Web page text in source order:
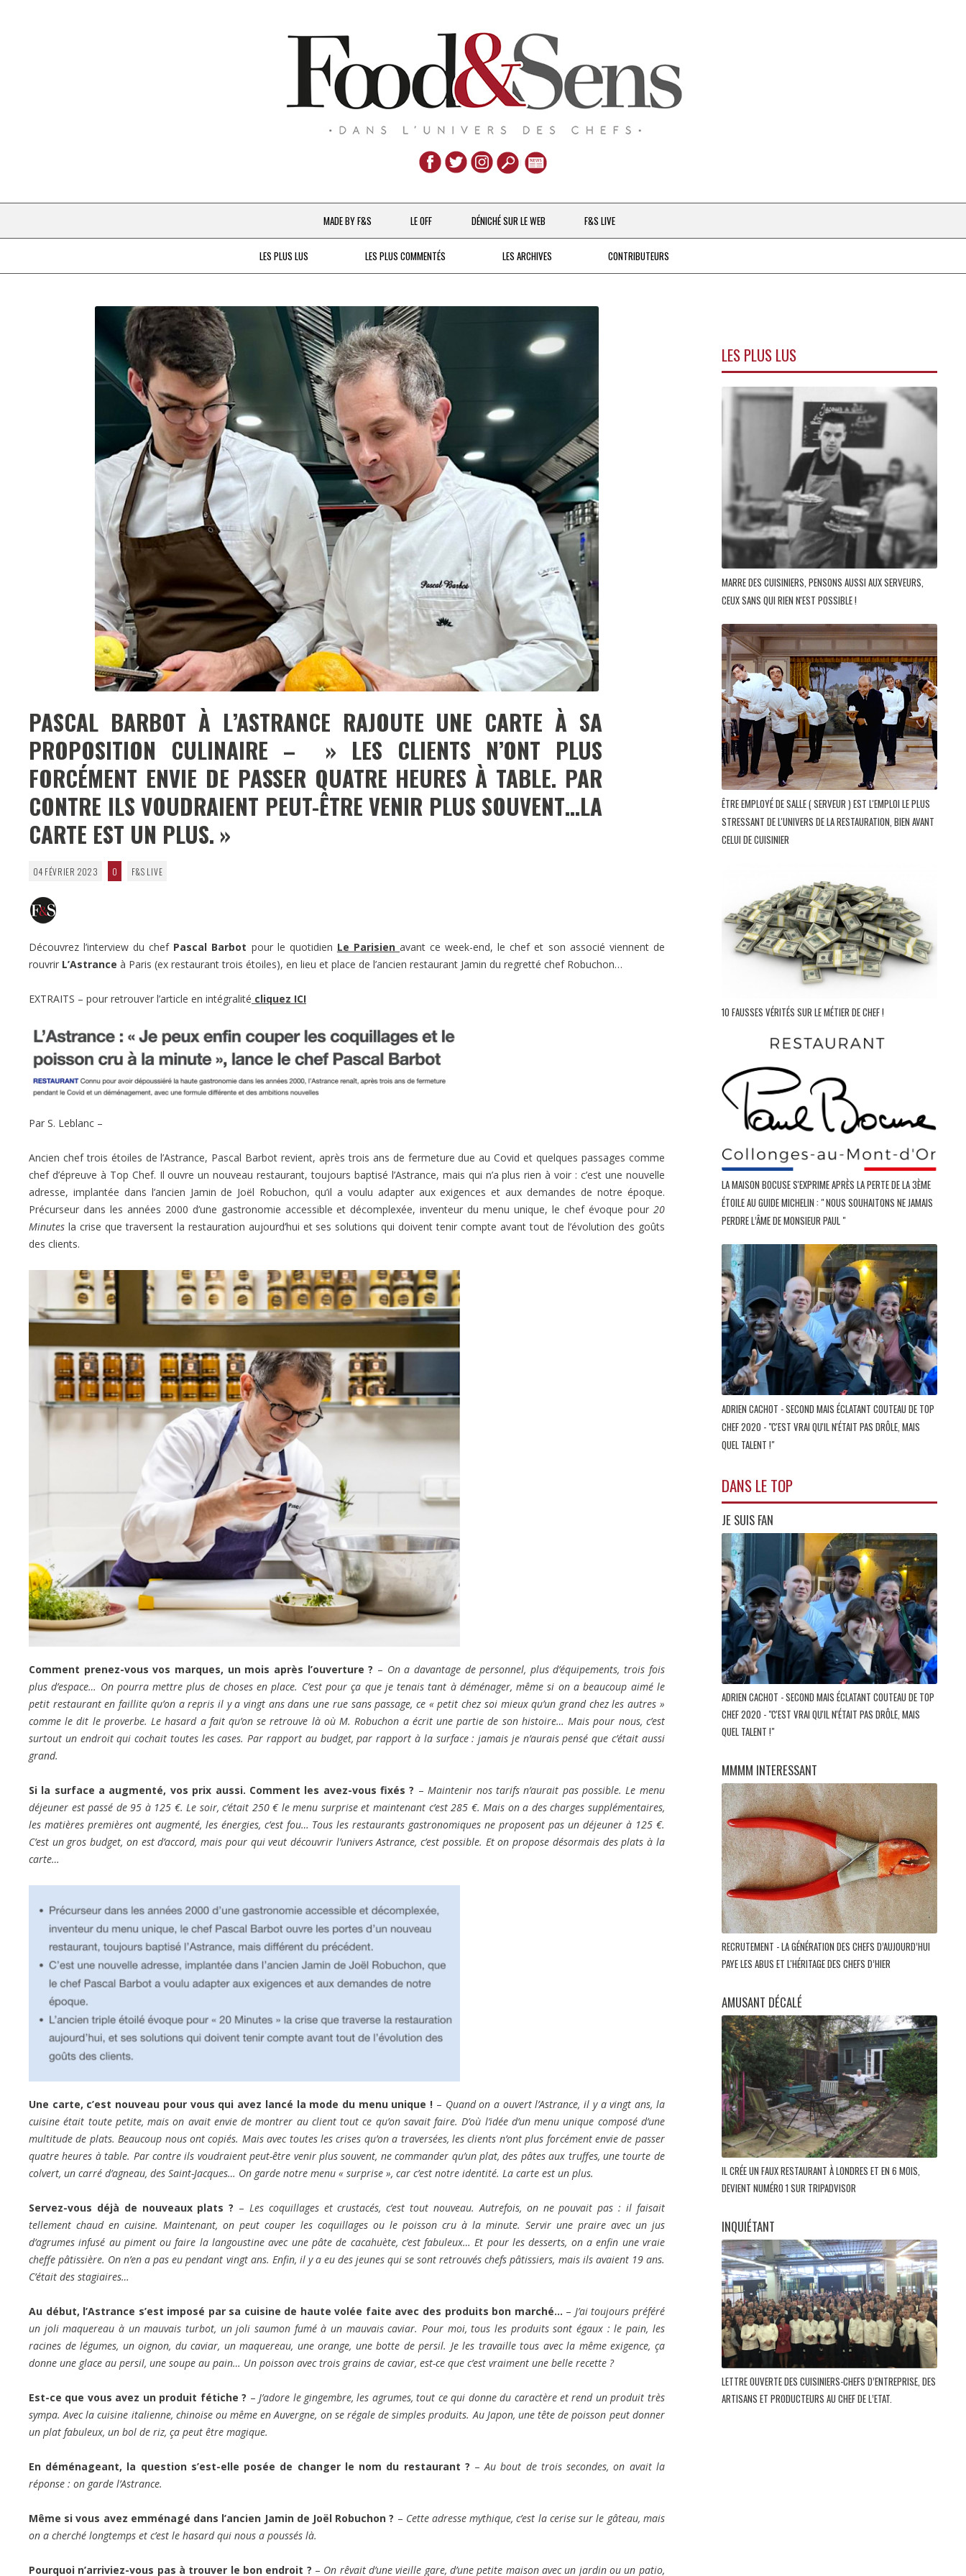
Aller
au
contenu
MADE BY F&S
CHEFS & ACTUALITÉS
À LA PETITE CUILLÈRE
DESTIN DE FEMME
V…DE VOYAGE
LE OFF DÉNICHÉ SUR LE WEB F&S LIVE
LES PLUS LUS LES PLUS COMMENTÉS LES ARCHIVES CONTRIBUTEURS
PASCAL BARBOT À L’ASTRANCE RAJOUTE UNE CARTE À SA
PROPOSITION CULINAIRE – » LES CLIENTS N’ONT PLUS
FORCÉMENT ENVIE DE PASSER QUATRE HEURES À TABLE. PAR
CONTRE ILS VOUDRAIENT PEUT-ÊTRE VENIR PLUS SOUVENT…LA
CARTE EST UN PLUS. »
04 FÉVRIER 2023 0 F&S LIVE
Découvrez l’interview du chef Pascal Barbot pour le quotidien Le Parisien avant ce week-end, le chef et son associé viennent de
rouvrir L’Astrance à Paris (ex restaurant trois étoiles), en lieu et place de l’ancien restaurant Jamin du regretté chef Robuchon…
EXTRAITS – pour retrouver l’article en intégralité cliquez ICI
Par S. Leblanc –
Ancien chef trois étoiles de l’Astrance, Pascal Barbot revient, après trois ans de fermeture due au Covid et quelques passages comme
chef d’épreuve à Top Chef. Il ouvre un nouveau restaurant, toujours baptisé l’Astrance, mais qui n’a plus rien à voir : c’est une nouvelle
adresse, implantée dans l’ancien Jamin de Joël Robuchon, qu’il a voulu adapter aux exigences et aux demandes de notre époque.
Précurseur dans les années 2000 d’une gastronomie accessible et décomplexée, inventeur du menu unique, le chef évoque pour 20
Minutes la crise que traversent la restauration aujourd’hui et ses solutions qui doivent tenir compte avant tout de l’évolution des goûts
des clients.
Comment prenez-vous vos marques, un mois après l’ouverture ? – On a davantage de personnel, plus d’équipements, trois fois
plus d’espace… On pourra mettre plus de choses en place. C’est pour ça que je tenais tant à déménager, même si on a beaucoup aimé le
petit restaurant en faillite qu’on a repris il y a vingt ans dans une rue sans passage, ce « petit chez soi mieux qu’un grand chez les autres »
comme le dit le proverbe. Le hasard a fait qu’on se retrouve là où M. Robuchon a écrit une partie de son histoire… Mais pour nous, c’est
surtout un endroit qui cochait toutes les cases. Par rapport au budget, par rapport à la surface : jamais je n’aurais pensé que c’était aussi
grand.
Si la surface a augmenté, vos prix aussi. Comment les avez-vous fixés ? –Maintenir nos tarifs n’aurait pas possible. Le menu
déjeuner est passé de 95 à 125 €. Le soir, c’était 250 € le menu surprise et maintenant c’est 285 €. Mais on a des charges supplémentaires,
les matières premières ont augmenté, les énergies, c’est fou… Tous les restaurants gastronomiques ne proposent pas un déjeuner à 125 €.
C’est un gros budget, on est d’accord, mais pour qui veut découvrir l’univers Astrance, c’est possible. Et on propose désormais des plats à la
carte…
Une carte, c’est nouveau pour vous qui avez lancé la mode du menu unique ! – Quand on a ouvert l’Astrance, il y a vingt ans, la
cuisine était toute petite, mais on avait envie de montrer au client tout ce qu’on savait faire. D’où l’idée d’un menu unique composé d’une
multitude de plats. Beaucoup nous ont copiés. Mais avec toutes les crises qu’on a traversées, les clients n’ont plus forcément envie de passer
quatre heures à table. Par contre ils voudraient peut-être venir plus souvent, ne commander qu’un plat, des pâtes aux truffes, une tourte de
colvert, un carré d’agneau, des Saint-Jacques… On garde notre menu « surprise », car c’est notre identité. La carte est un plus.
Servez-vous déjà de nouveaux plats ? – Les coquillages et crustacés, c’est tout nouveau. Autrefois, on ne pouvait pas : il faisait
tellement chaud en cuisine. Maintenant, on peut couper les coquillages ou le poisson cru à la minute. Servir une praire avec un jus
d’agrumes infusé au piment ou faire la langoustine avec une pâte de cacahuète, c’est fabuleux… Et pour les desserts, on a enfin une vraie
cheffe pâtissière. On n’en a pas eu pendant vingt ans. Enfin, il y a eu des jeunes qui se sont retrouvés chefs pâtissiers, mais ils avaient 19 ans.
C’était des stagiaires…
Au début, l’Astrance s’est imposé par sa cuisine de haute volée faite avec des produits bon marché… – J’ai toujours préféré
un joli maquereau à un mauvais turbot, un joli saumon fumé à un mauvais caviar. Pour moi, tous les produits sont égaux : le pain, les
racines de légumes, un oignon, du caviar, un maquereau, une orange, une botte de persil. Je les travaille tous avec la même exigence, ça
donne une glace au persil, une soupe au pain… Un poisson avec trois grains de caviar, est-ce que c’est vraiment une belle recette ?
Est-ce que vous avez un produit fétiche ? –J’adore le gingembre, les agrumes, tout ce qui donne du caractère et rend un produit très
sympa. Avec la cuisine italienne, chinoise ou même en Auvergne, on se régale de simples produits. Au Japon, une tête de poisson peut donner
un plat fabuleux, un bol de riz, ça peut être magique.
En déménageant, la question s’est-elle posée de changer le nom du restaurant ? –Au bout de trois secondes, on avait la
réponse : on garde l’Astrance.
Même si vous avez emménagé dans l’ancien Jamin de Joël Robuchon ? – Cette adresse mythique, c’est la cerise sur le gâteau, mais
on a cherché longtemps et c’est le hasard qui nous a poussés là.
Pourquoi n’arriviez-vous pas à trouver le bon endroit ? – On rêvait d’une vieille gare, d’une petite maison avec un jardin ou un patio,
LES PLUS LUS
MARRE DES CUISINIERS, PENSONS AUSSI AUX SERVEURS,
CEUX SANS QUI RIEN N'EST POSSIBLE !
ÊTRE EMPLOYÉ DE SALLE ( SERVEUR ) EST L'EMPLOI LE PLUS
STRESSANT DE L'UNIVERS DE LA RESTAURATION, BIEN AVANT
CELUI DE CUISINIER
10 FAUSSES VÉRITÉS SUR LE MÉTIER DE CHEF !
LA MAISON BOCUSE S'EXPRIME APRÈS LA PERTE DE LA 3ÈME
ÉTOILE AU GUIDE MICHELIN : " NOUS SOUHAITONS NE JAMAIS
PERDRE L’ÂME DE MONSIEUR PAUL "
ADRIEN CACHOT - SECOND MAIS ÉCLATANT COUTEAU DE TOP
CHEF 2020 - "C'EST VRAI QU'IL N'ÉTAIT PAS DRÔLE, MAIS
QUEL TALENT !"
DANS LE TOP
JE SUIS FAN
ADRIEN CACHOT - SECOND MAIS ÉCLATANT COUTEAU DE TOP
CHEF 2020 - "C'EST VRAI QU'IL N'ÉTAIT PAS DRÔLE, MAIS
QUEL TALENT !"
MMMM INTERESSANT
RECRUTEMENT - LA GÉNÉRATION DES CHEFS D’AUJOURD’HUI
PAYE LES ABUS ET L'HÉRITAGE DES CHEFS D’HIER
AMUSANT DÉCALÉ
IL CRÉE UN FAUX RESTAURANT À LONDRES ET EN 6 MOIS,
DEVIENT NUMÉRO 1 SUR TRIPADVISOR
INQUIÉTANT
LETTRE OUVERTE DES CUISINIERS-CHEFS D’ENTREPRISE, DES
ARTISANS ET PRODUCTEURS AU CHEF DE L’ETAT.